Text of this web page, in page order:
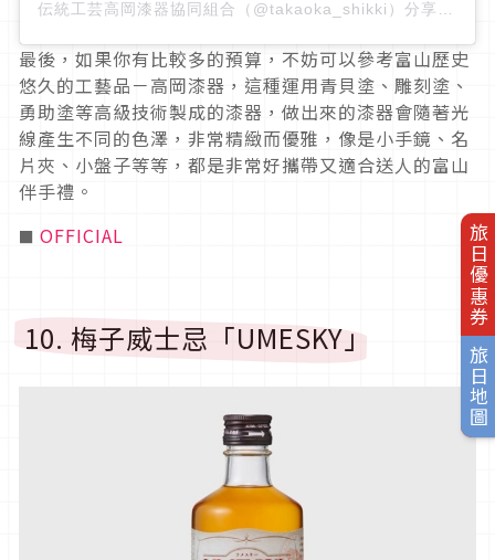
旅日優惠券
旅日地圖
最後，如果你有比較多的預算，不妨可以參考富山歷史
悠久的工藝品－高岡漆器，這種運用青貝塗、雕刻塗、
勇助塗等高級技術製成的漆器，做出來的漆器會隨著光
線產生不同的色澤，非常精緻而優雅，像是小手鏡、名
片夾、小盤子等等，都是非常好攜帶又適合送人的富山
伴手禮。
■ OFFICIAL
10. 梅子威士忌「UMESKY」